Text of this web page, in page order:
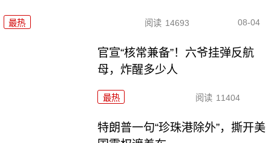
最热 阅读 14693 08-04
官宣“核常兼备”！六爷挂弹反航
母，炸醒多少人
最热 阅读 11404
特朗普一句“珍珠港除外”，撕开美